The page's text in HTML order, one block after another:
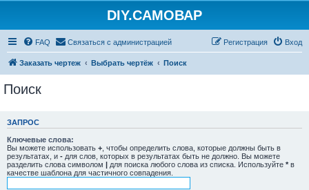
DIY.САМОВАР
FAQ Связаться с администрацией Вход
Регистрация
Заказать чертеж Выбрать чертёж Поиск
Поиск
ЗАПРОС
Ключевые слова:
Вы можете использовать + , чтобы определить слова, которые должны быть в
результатах, и - для слов, которых в результатах быть не должно. Вы можете
разделить слова символом | для поиска любого слова из списка. Используйте * в
качестве шаблона для частичного совпадения.